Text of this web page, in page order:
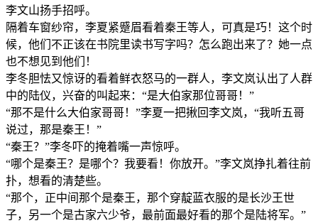
李文山扬手招呼。
隔着车窗纱帘，李夏紧蹙眉看着秦王等人，可真是巧！这个时
候，他们不正该在书院里读书写字吗？怎么跑出来了？她一点
也不想见到他们！
李冬胆怯又惊讶的看着鲜衣怒马的一群人，李文岚认出了人群
中的陆仪，兴奋的叫起来：“是大伯家那位哥哥！”
“那不是什么大伯家哥哥！”李夏一把揪回李文岚，“我听五哥
说过，那是秦王！”
“秦王？”李冬吓的掩着嘴一声惊呼。
“哪个是秦王？是哪个？我要看！你放开。”李文岚挣扎着往前
扑，想看的清楚些。
“那个，正中间那个是秦王，那个穿靛蓝衣服的是长沙王世
子，另一个是古家六少爷，最前面最好看的那个是陆将军。”